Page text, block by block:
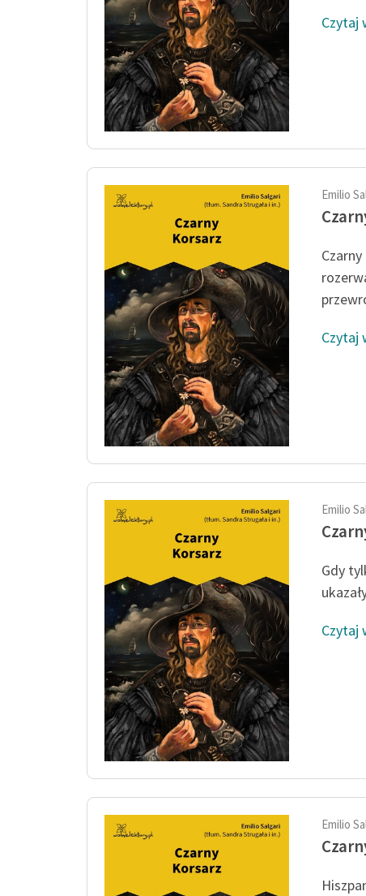
Czytaj
Emilio
Czytaj
Emilio
Gdy
Czytaj
Emilio